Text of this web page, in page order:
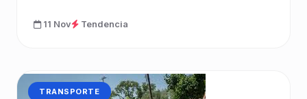
11 Nov Tendencia
CATEGORÍA:
TRANSPORTE